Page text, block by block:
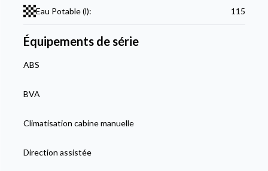
Eau Potable (l): 115
Équipements de série
ABS
BVA
Climatisation cabine manuelle
Direction assistée